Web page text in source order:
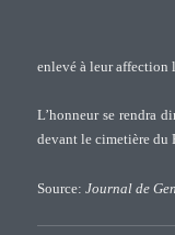
enlevé à leur affection
L’honneur se rendra
devant le cimetière du
Source:Journal de